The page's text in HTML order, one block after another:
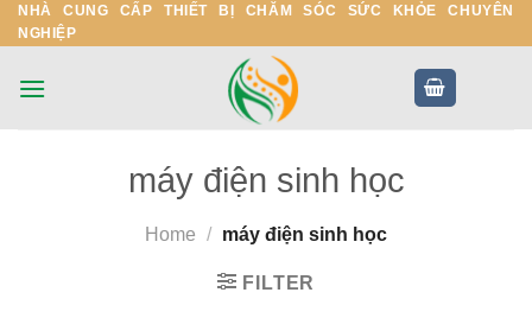
Skip
to
NHÀ CUNG CẤP THIẾT BỊ CHĂM SÓC SỨC KHỎE CHUYÊN
NGHIỆP
máy điện sinh học
Home / máy điện sinh học
FILTER